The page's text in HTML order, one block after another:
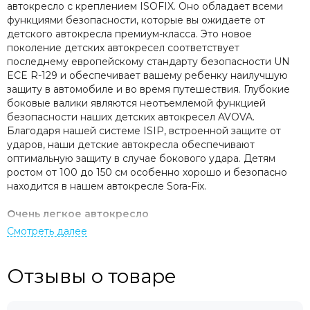
автокресло с креплением ISOFIX. Оно обладает всеми
функциями безопасности, которые вы ожидаете от
детского автокресла премиум-класса. Это новое
поколение детских автокресел соответствует
последнему европейскому стандарту безопасности UN
ECE R-129 и обеспечивает вашему ребенку наилучшую
защиту в автомобиле и во время путешествия. Глубокие
боковые валики являются неотъемлемой функцией
безопасности наших детских автокресел AVOVA.
Благодаря нашей системе ISIP, встроенной защите от
ударов, наши детские автокресла обеспечивают
оптимальную защиту в случае бокового удара. Детям
ростом от 100 до 150 см особенно хорошо и безопасно
находится в нашем автокресле Sora-Fix.
Очень легкое автокресло
установку.
Отзывы о товаре